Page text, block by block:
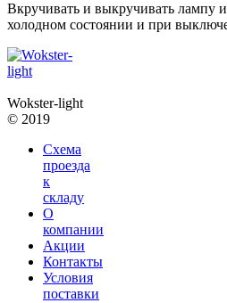
Вкручивать и выкручивать лампу
холодном состоянии и при
Wokster-light
© 2019
Схема
проезда
к
складу
О
компании
Акции
Контакты
Условия
поставки